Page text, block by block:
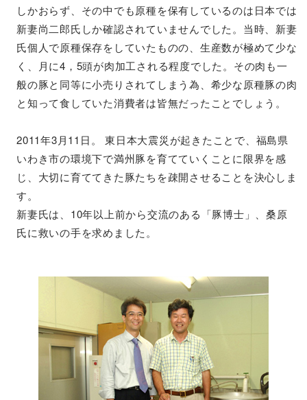
しかおらず、その中でも原種を保有しているのは日本では
新妻尚二郎氏しか確認されていませんでした。当時、新妻
氏個人で原種保存をしていたものの、生産数が極めて少な
く、月に4，5頭が肉加工される程度でした。その肉も一
般の豚と同等に小売りされてしまう為、希少な原種豚の肉
と知って食していた消費者は皆無だったことでしょう。
2011年3月11日。 東日本大震災が起きたことで、福島県
いわき市の環境下で満州豚を育てていくことに限界を感
じ、大切に育ててきた豚たちを疎開させることを決心しま
す。
新妻氏は、10年以上前から交流のある「豚博士」、桑原
氏に救いの手を求めました。